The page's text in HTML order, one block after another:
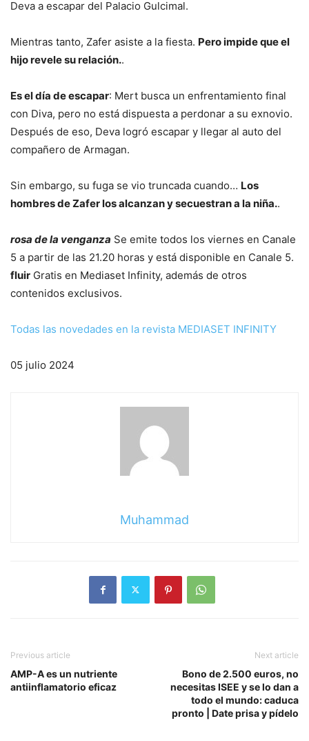
Deva a escapar del Palacio Gulcimal.
Mientras tanto, Zafer asiste a la fiesta. Pero impide que el
hijo revele su relación..
Es el día de escapar: Mert busca un enfrentamiento final
con Diva, pero no está dispuesta a perdonar a su exnovio.
Después de eso, Deva logró escapar y llegar al auto del
compañero de Armagan.
Sin embargo, su fuga se vio truncada cuando… Los
hombres de Zafer los alcanzan y secuestran a la niña..
rosa de la venganza Se emite todos los viernes en Canale
5 a partir de las 21.20 horas y está disponible en Canale 5.
fluir Gratis en Mediaset Infinity, además de otros
contenidos exclusivos.
Todas las novedades en la revista MEDIASET INFINITY
05 julio 2024
Muhammad
Previous article
AMP-A es un nutriente
antiinflamatorio eficaz
Next article
Bono de 2.500 euros, no
necesitas ISEE y se lo dan a
todo el mundo: caduca
pronto | Date prisa y pídelo